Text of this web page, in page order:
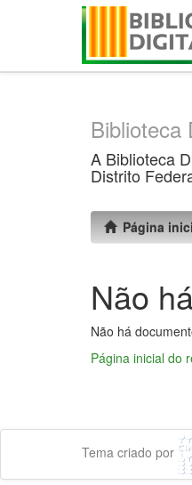
Biblioteca
A Biblioteca
Distrito
Página
Não
Não há
Página inicial do
Tema criado por